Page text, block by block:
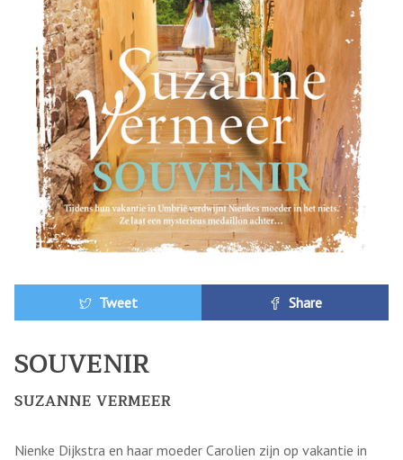
Tweet Share
SOUVENIR
SUZANNE VERMEER
Nienke Dijkstra en haar moeder Carolien zijn op vakantie in